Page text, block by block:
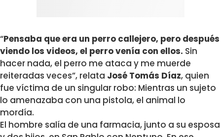
“Pensaba que era un perro callejero, pero después
viendo los videos, el perro venía con ellos. Sin
hacer nada, el perro me ataca y me muerde
reiteradas veces”, relata José Tomás Díaz, quien
fue víctima de un singular robo: Mientras un sujeto
lo amenazaba con una pistola, el animal lo
mordía.
El hombre salía de una farmacia, junto a su esposa